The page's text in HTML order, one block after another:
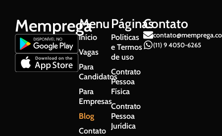
MempregaMenu
Início
Vagas
Para
Candidatos
Para
Empresas
Blog
Contato
Páginas
Políticas
e Termos
de uso
Contrato
Pessoa
Física
Contrato
Pessoa
Jurídica
Contato
(11) 9 4050-6265